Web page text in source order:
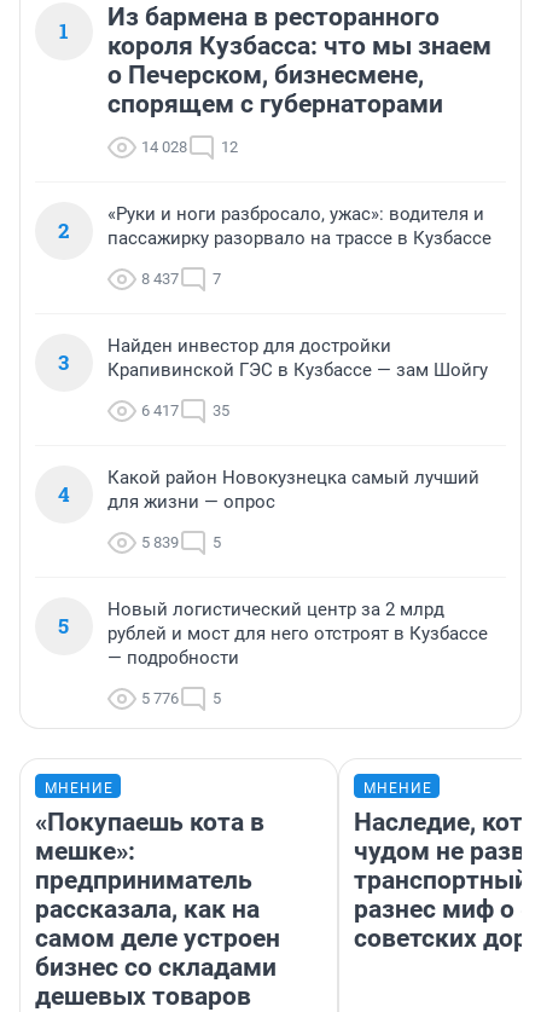
1
Из бармена в ресторанного
короля Кузбасса: что мы знаем
о Печерском, бизнесмене,
спорящем с губернаторами
14 028 12
2
«Руки и ноги разбросало, ужас»: водителя и
пассажирку разорвало на трассе в Кузбассе
8 437 7
3
Найден инвестор для достройки
Крапивинской ГЭС в Кузбассе — зам Шойгу
6 417 35
4
Какой район Новокузнецка самый лучший
для жизни — опрос
5 839 5
5
Новый логистический центр за 2 млрд
рублей и мост для него отстроят в Кузбассе
— подробности
5 776 5
МНЕНИЕ
«Покупаешь кота в
мешке»:
предприниматель
рассказала, как на
самом деле устроен
бизнес со складами
дешевых товаров
МНЕНИЕ
Наследие,
чудом не
транспортный
разнес миф о
советских